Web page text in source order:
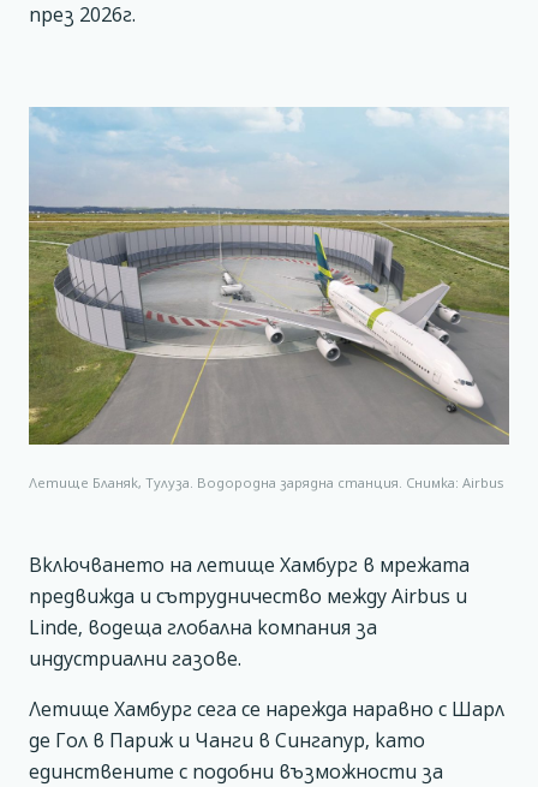
през 2026г.
Летище Бланяк, Тулуза. Водородна зарядна станция. Снимка: Airbus
Включването на летище Хамбург в мрежата
предвижда и сътрудничество между Airbus и
Linde, водеща глобална компания за
индустриални газове.
Летище Хамбург сега се нарежда наравно с Шарл
де Гол в Париж и Чанги в Сингапур, като
единствените с подобни възможности за